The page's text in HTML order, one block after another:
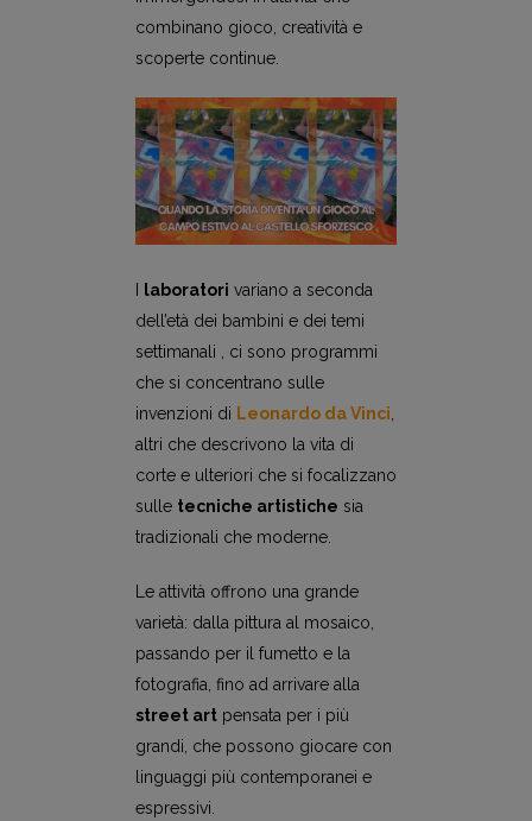
combinano gioco, creatività e
scoperte continue.
laboratori variano a seconda
dell’età dei bambini e dei temi
settimanali , ci sono programmi
che si concentrano sulle
invenzioni di Leonardo da Vinci
altri che descrivono la vita di
corte e ulteriori che si focalizzano
sulle tecniche artistiche sia
tradizionali che moderne.
Le attività offrono una grande
varietà: dalla pittura al mosaico,
passando per il fumetto e la
fotografia, fino ad arrivare alla
street artpensata per i più
grandi, che possono giocare con
linguaggi più contemporanei e
espressivi.